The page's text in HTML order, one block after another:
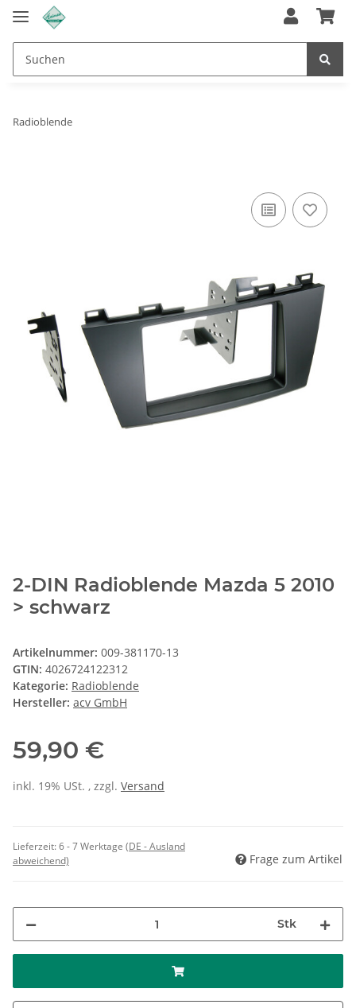
Radioblende
2-DIN Radioblende Mazda 5 2010
> schwarz
Artikelnummer: 009-381170-13
GTIN: 4026724122312
Kategorie: Radioblende
Hersteller: acv GmbH
59,90 €
inkl. 19% USt. , zzgl. Versand
Lieferzeit:6 - 7 Werktage (DE - Ausland
abweichend)
Frage zum Artikel
Stk